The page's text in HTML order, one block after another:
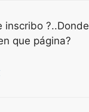
inscribo
que página?